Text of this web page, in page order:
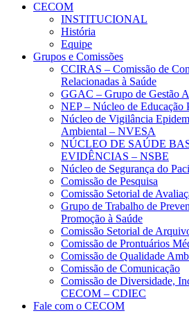
CECOM
INSTITUCIONAL
História
Equipe
Grupos e Comissões
CCIRAS – Comissão de
Relacionadas à Saúde
GGAC – Grupo de Gestão
NEP – Núcleo de Educação
Núcleo de Vigilância
Ambiental – NVESA
NÚCLEO DE SAÚDE
EVIDÊNCIAS – NSBE
Núcleo de Segurança do
Comissão de Pesquisa
Comissão Setorial de
Grupo de Trabalho de
Promoção à Saúde
Comissão Setorial de
Comissão de Prontuários
Comissão de Qualidade
Comissão de Comunicação
Comissão de Diversidade,
CECOM – CDIEC
Fale com o CECOM